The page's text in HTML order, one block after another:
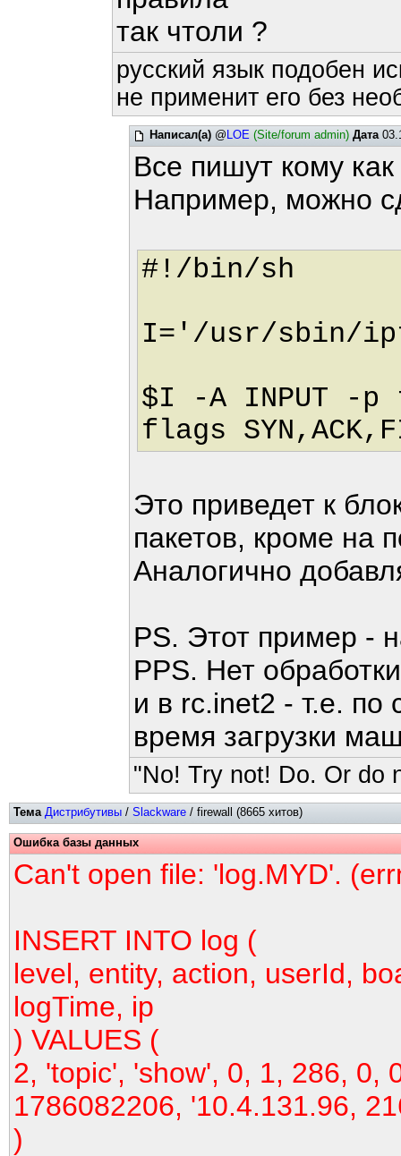
так чтоли ?
русский язык подобен
не применит его без
Написал(а) @ LOE (Site/forum admin) Дата
Все пишут кому
Например, можно
#!/bin/sh
I='/usr/sbin/
$I -A INPUT -
flags
Это приведет к
пакетов, кроме на
Аналогично
PS. Этот пример -
PPS. Нет
и в rc.inet2 - т.е. по
время загрузки
"No! Try not! Do. Or do
Тема Дистрибутивы / Slackware / firewall (8665 хитов)
Ошибка базы данных
Can't open file: 'log.MYD'.
INSERT INTO log (
level, entity, action, userId,
logTime, ip
) VALUES (
2, 'topic', 'show', 0, 1, 286, 0,
1786082206, '10.4.131.96,
)